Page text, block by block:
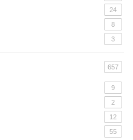
24
8
3
657
9
2
12
55